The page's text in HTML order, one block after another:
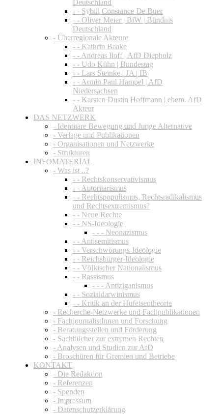
Deutschland
- - Sybill Constance De Buer
- - Oliver Meier | BiW | Bündnis
Deutschland
- Überregionale Akteure
- - Kathrin Baake
- - Andreas Iloff | AfD Diepholz
- - Udo Kühn | Bundestag
- - Lars Steinke | JA | IB
- - Armin Paul Hampel | AfD
Niedersachsen
- - Karsten Dustin Hoffmann | ehem. AfD
Akteur
DAS NETZWERK
- Identitäre Bewegung und Junge Alternative
- Verlage und Publikationen
- Organisationen und Netzwerke
- Strukturen
INFOMATERIAL
- Was ist ..?
- - Rechtskonservativismus
- - Autoritarismus
- - Rechtspopulismus, Rechtsradikalismus
und Rechtsextremismus?
- - Neue Rechte
- - NS-Ideologie
- - - Neonazismus
- - Antisemitismus
- - Verschwörungs-Ideologie
- - Reichsbürger-Ideologie
- - Völkischer Nationalismus
- - Rassismus
- - - Antiziganismus
- - Sozialdarwinismus
- - Kritik an der Hufeisentheorie
- Recherche-Netzwerke und Fachpublikationen
- FachjournalistInnen und Forschung
- Beratungsstellen und Förderung
- Sachbücher zur extremen Rechten
- Analysen und Studien zur AfD
- Broschüren für Gremien und Betriebe
KONTAKT
- Die Redaktion
- Referenzen
- Spenden
- Impressum
- Datenschutzerklärung